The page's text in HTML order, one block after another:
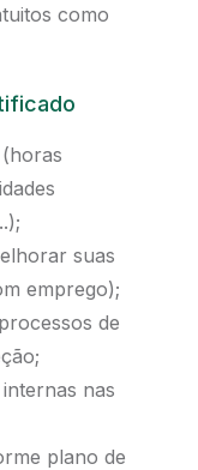
como
suas
emprego);
de
nas
plano de